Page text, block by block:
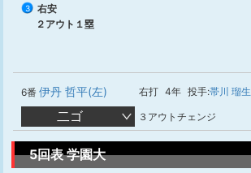
3
右安
２アウト１塁
6番 伊丹 哲平(左) 右打 4年 投手:帯川 瑠生
二ゴ ３アウトチェンジ
5回表 学園大